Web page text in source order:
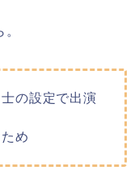
の設定で出演
め